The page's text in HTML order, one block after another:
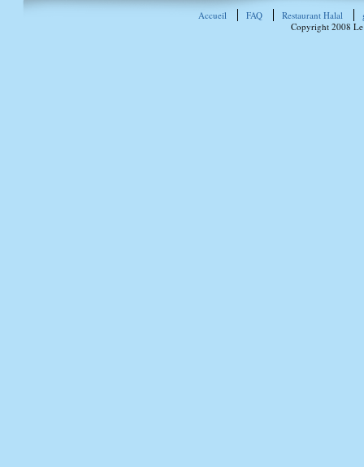
Accueil FAQ Restaurant Halal
Copyright 2008